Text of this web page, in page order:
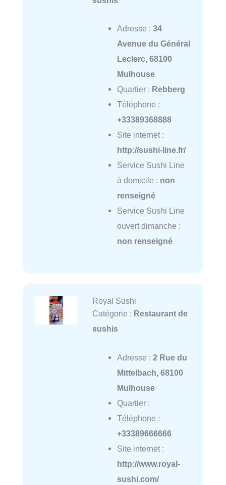
Adresse : 34
Avenue du Général
Leclerc, 68100
Mulhouse
Quartier : Rebberg
Téléphone :
+33389368888
Site internet :
http://sushi-line.fr/
Service Sushi Line
à domicile : non
renseigné
Service Sushi Line
ouvert dimanche :
non renseigné
Royal Sushi
Catégorie : Restaurant de
sushis
Adresse : 2 Rue du
Mittelbach, 68100
Mulhouse
Quartier :
Téléphone :
+33389666666
Site internet :
http://www.royal-
sushi.com/